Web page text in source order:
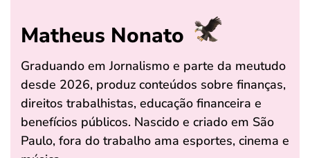
Matheus Nonato
Graduando em Jornalismo e parte da meutudo
desde 2026, produz conteúdos sobre finanças,
direitos trabalhistas, educação financeira e
benefícios públicos. Nascido e criado em São
Paulo, fora do trabalho ama esportes, cinema e